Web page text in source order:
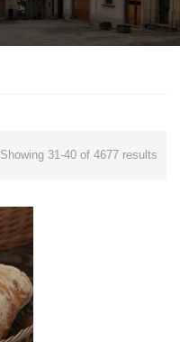
Showing 31-40 of 4677 results